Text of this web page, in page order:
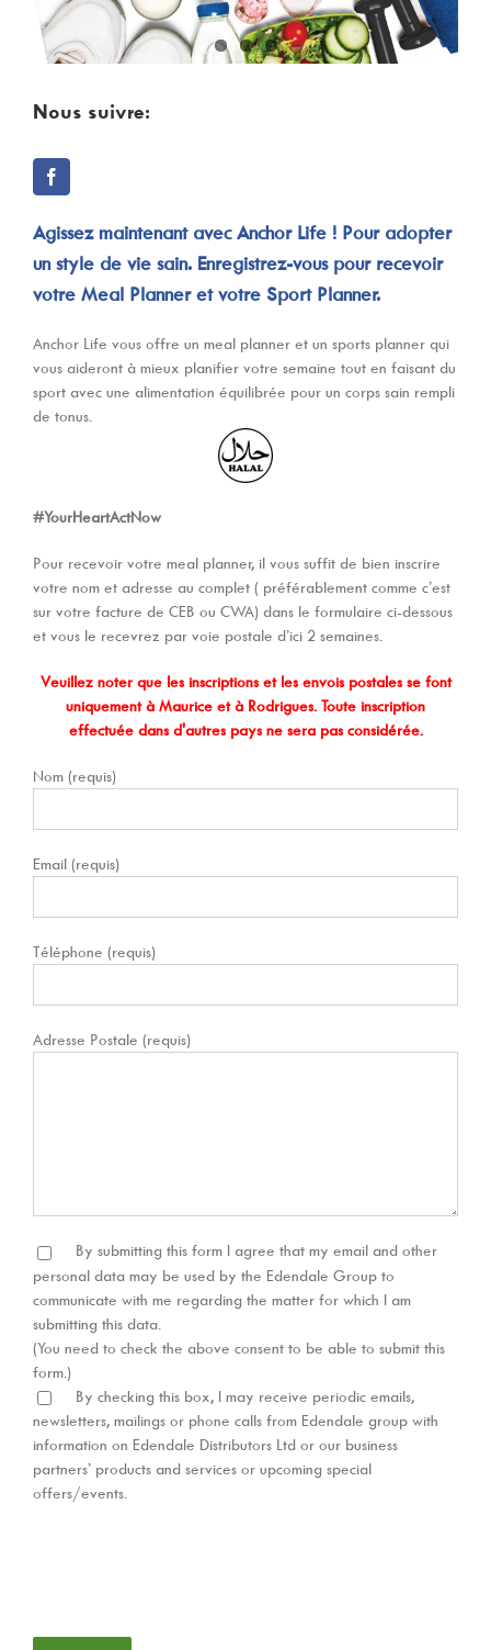
Nous suivre:
Agissez maintenant avec Anchor Life ! Pour adopter
un style de vie sain. Enregistrez-vous pour recevoir
votre Meal Planner et votre Sport Planner.
Anchor Life vous offre un meal planner et un sports planner qui
vous aideront à mieux planifier votre semaine tout en faisant du
sport avec une alimentation équilibrée pour un corps sain rempli
de tonus.
#YourHeartActNow
Pour recevoir votre meal planner, il vous suffit de bien inscrire
votre nom et adresse au complet ( préférablement comme c’est
sur votre facture de CEB ou CWA) dans le formulaire ci-dessous
et vous le recevrez par voie postale d’ici 2 semaines.
Veuillez noter que les inscriptions et les envois postales se font
uniquement à Maurice et à Rodrigues. Toute inscription
effectuée dans d'autres pays ne sera pas considérée.
Nom (requis)
Email (requis)
Téléphone (requis)
Adresse Postale (requis)
By submitting this form I agree that my email and other
personal data may be used by the Edendale Group to
communicate with me regarding the matter for which I am
submitting this data.
(You need to check the above consent to be able to submit this
form.)
By checking this box, I may receive periodic emails,
newsletters, mailings or phone calls from Edendale group with
information on Edendale Distributors Ltd or our business
partners’ products and services or upcoming special
offers/events.